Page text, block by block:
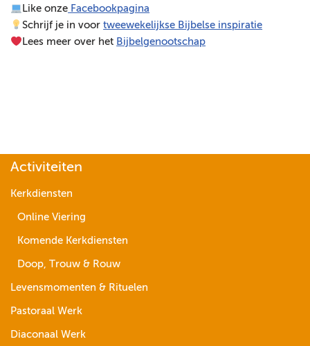
Like onze Facebookpagina
Schrijf je in voortweewekelijkse Bijbelse inspiratie
Lees meer over het Bijbelgenootschap
Activiteiten
Kerkdiensten
Online Viering
Komende Kerkdiensten
Doop, Trouw & Rouw
Levensmomenten & Rituelen
Pastoraal Werk
Diaconaal Werk